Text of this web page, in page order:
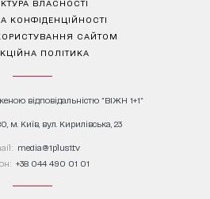
ВЛАСНОСТІ
КОНФІДЕНЦІЙНОСТІ
САЙТОМ
ПОЛІТИКА
відповідальністю "ВІЖН 1+1"
м. Київ, вул. Кирилівська, 23
media@1plus1.tv
+38 044 490 01 01